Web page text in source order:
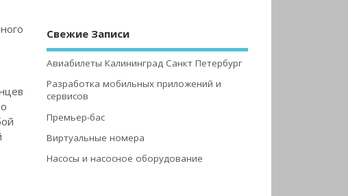
Свежие Записи
Авиабилеты Калининград Санкт Петербург
Разработка мобильных приложений и
сервисов
Премьер-бас
Виртуальные номера
Насосы и насосное оборудование